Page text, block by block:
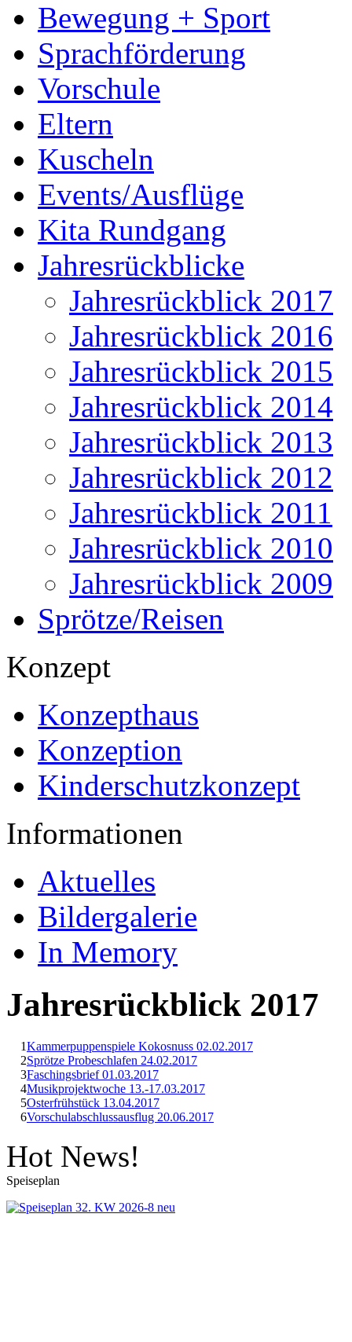
Bewegung + Sport
Sprachförderung
Vorschule
Eltern
Kuscheln
Events/Ausflüge
Kita Rundgang
Jahresrückblicke
Jahresrückblick 2017
Jahresrückblick 2016
Jahresrückblick 2015
Jahresrückblick 2014
Jahresrückblick 2013
Jahresrückblick 2012
Jahresrückblick 2011
Jahresrückblick 2010
Jahresrückblick 2009
Sprötze/Reisen
Konzept
Konzepthaus
Konzeption
Kinderschutzkonzept
Informationen
Aktuelles
Bildergalerie
In Memory
Jahresrückblick 2017
1Kammerpuppenspiele Kokosnuss 02.02.2017
2Sprötze Probeschlafen 24.02.2017
3Faschingsbrief 01.03.2017
4Musikprojektwoche 13.-17.03.2017
5Osterfrühstück 13.04.2017
6Vorschulabschlussausflug 20.06.2017
Hot News!
Speiseplan